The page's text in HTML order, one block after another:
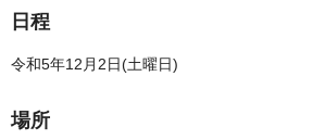
日程
令和5年12月2日(土曜日)
場所